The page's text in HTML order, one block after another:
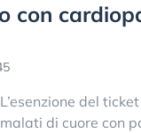
con
L’esenzione del
malati di cuore con